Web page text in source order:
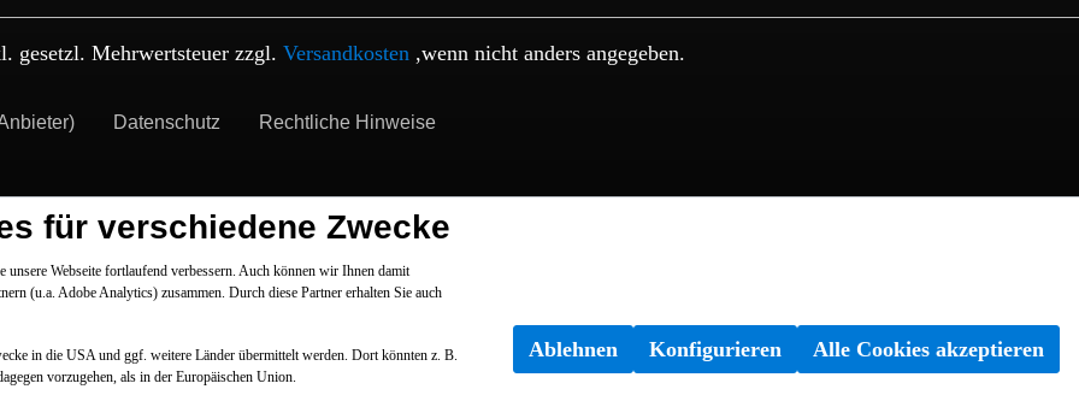
gesetzl. Mehrwertsteuer zzgl. Versandkosten,wenn nicht anders angegeben.
Datenschutz Rechtliche Hinweise
für verschiedene Zwecke
Webseite fortlaufend verbessern. Auch können wir Ihnen damit
(u.a. Adobe Analytics) zusammen. Durch diese Partner erhalten Sie auch
in die USA und ggf. weitere Länder übermittelt werden. Dort könnten z. B.
vorzugehen, als in der Europäischen Union.
Ablehnen Konfigurieren Alle Cookies akzeptieren